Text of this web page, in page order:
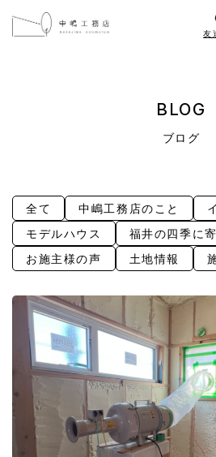
友
BLOG
ブログ
全て 中嶋工務店のこと
モデルハウス
福井の四季に
お施主様の声
土地情報